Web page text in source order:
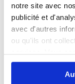
notre site avec
publicité et
avec d'autres
ou qu'ils ont
continuez à
de